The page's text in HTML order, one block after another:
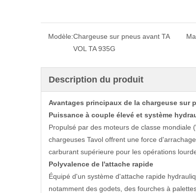
Modèle:Chargeuse sur pneus avant TA
VOL TA 935G
Description du produit
Avantages principaux de la chargeuse sur
Puissance à couple élevé et système
Propulsé par des moteurs de classe
chargeuses Tavol offrent une force
carburant supérieure pour les opérations
Polyvalence de l'attache rapide
Équipé d'un système d'attache rapide
notamment des godets, des fourches à